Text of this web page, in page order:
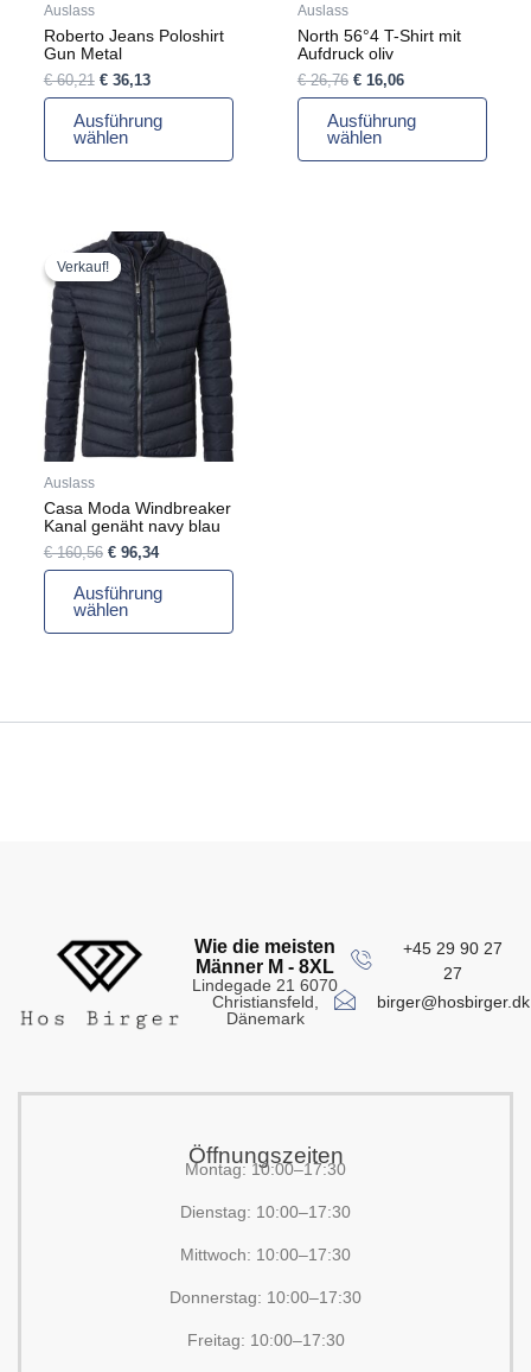
Auslass
Roberto Jeans Poloshirt
Gun Metal
€60,21 €36,13
Ausführung
wählen
der
Produktseite
werden
Auslass
North 56°4 T-Shirt mit
Aufdruck oliv
€26,76 €16,06
Ausführung
wählen
der
Produktseite
werden
Verkauf!
Verkauf!
Auslass
Casa Moda Windbreaker
Kanal genäht navy blau
€160,56
Ursprünglicher
Preis
war:
€ 160,56
€96,34
Aktueller
Preis
ist:
€ 96,34.
Ausführung
wählen
Dieses
Produkt
weist
mehrere
Varianten
auf.
Die
Optionen
können
auf
der
Produktseite
gewählt
werden
Wie die meisten
Männer M - 8XL
Lindegade 21 6070
Christiansfeld,
Dänemark
+45 29 90 27
27
birger@hosbirger.dk
Öffnungszeiten
Montag: 10:00–17:30
Dienstag: 10:00–17:30
Mittwoch: 10:00–17:30
Donnerstag: 10:00–17:30
Freitag: 10:00–17:30